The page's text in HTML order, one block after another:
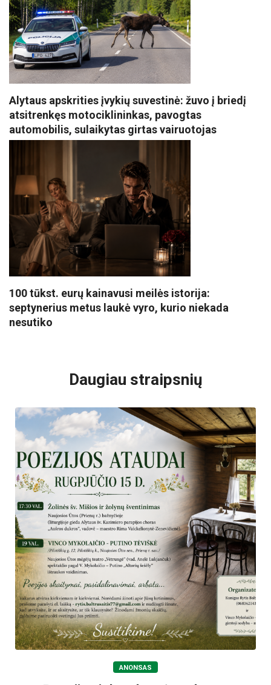
Alytaus apskrities įvykių suvestinė: žuvo į briedį
atsitrenkęs motociklininkas, pavogtas
automobilis, sulaikytas girtas vairuotojas
100 tūkst. eurų kainavusi meilės istorija:
septynerius metus laukė vyro, kurio niekada
nesutiko
Daugiau straipsnių
ANONSAS